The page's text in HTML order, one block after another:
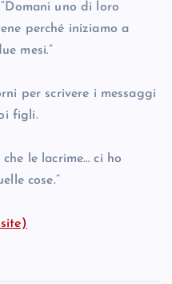
uno di loro
perché iniziamo a
mesi.”
per scrivere i messaggi
figli.
le lacrime… ci ho
cose.”